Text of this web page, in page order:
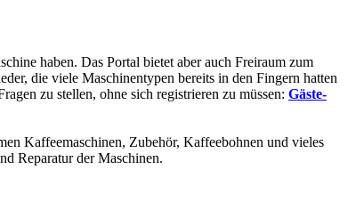
haben. Das Portal bietet aber auch Freiraum zum
die viele Maschinentypen bereits in den Fingern hatten
zu stellen, ohne sich registrieren zu müssen: Gäste-
Kaffeemaschinen, Zubehör, Kaffeebohnen und vieles
Reparatur der Maschinen.